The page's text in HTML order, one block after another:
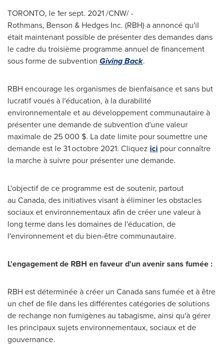
TORONTO, le 1ersept. 2021/CNW/ -
Rothmans, Benson & Hedges Inc. (RBH) a annoncé qu'il
était maintenant possible de présenter des demandes dans
le cadre du troisième programme annuel de financement
sous forme de subvention Giving Back.
RBH encourage les organismes de bienfaisance et sans but
lucratif voués à l'éducation, à la durabilité
environnementale et au développement communautaire à
présenter une demande de subvention d'une valeur
maximale de 25 000 $. La date limite pour soumettre une
demande est le 31octobre 2021. Cliquez ici pour connaître
la marche à suivre pour présenter une demande.
L'objectif de ce programme est de soutenir, partout
au Canada, des initiatives visant à éliminer les obstacles
sociaux et environnementaux afin de créer une valeur à
long terme dans les domaines de l'éducation, de
l'environnement et du bien-être communautaire.
L'engagement de RBH en faveur d'un avenir sans fumée :
RBH est déterminée à créer un Canada sans fumée et à être
un chef de file dans les différentes catégories de solutions
de rechange non fumigènes au tabagisme, ainsi qu'à gérer
les principaux sujets environnementaux, sociaux et de
gouvernance.